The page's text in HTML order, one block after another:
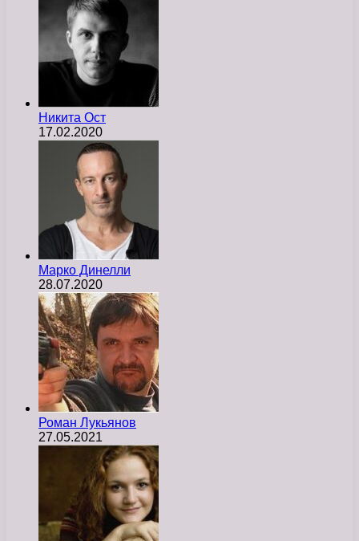
Никита Ост
17.02.2020
Марко Динелли
28.07.2020
Роман Лукьянов
27.05.2021